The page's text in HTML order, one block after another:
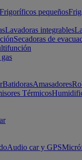
Frigoríficos pequeños
Lavadoras integrables
Secadoras de
BatidorasAmasadores
Térmicos
Audio car y GPS